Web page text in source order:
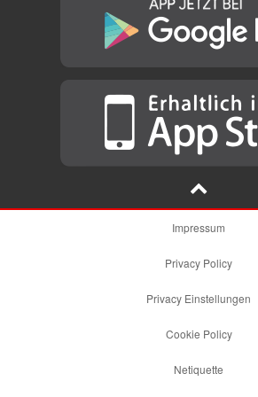
Impressum
Privacy Policy
Privacy Einstellungen
Cookie Policy
Netiquette